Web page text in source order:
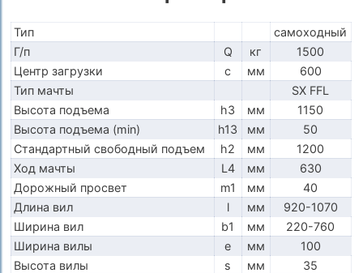
Тип
самоходный
Г/п
Q кг
1500
Центр загрузки
c мм
600
Тип мачты
SX FFL
Высота подъема
h3 мм
1150
Высота подъема (min)
h13 мм
50
Стандартный свободный подъем
h2 мм
1200
Ход мачты
L4 мм
630
Дорожный просвет
m1 мм
40
Длина вил
l мм
920-1070
Ширина вил
b1 мм
220-760
Ширина вилы
e мм
100
Высота вилы
s мм
35